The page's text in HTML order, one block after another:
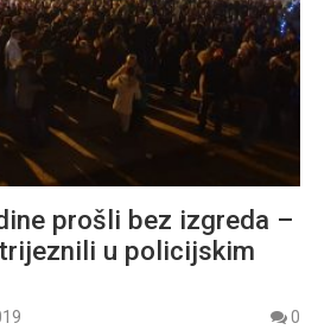
prošli bez izgreda –
u policijskim
0